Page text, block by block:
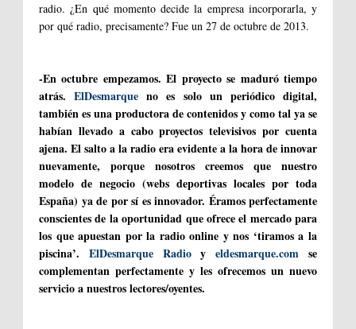
radio. ¿En qué momento decide la empresa incorporarla, y
por qué radio, precisamente? Fue un 27 de octubre de 2013.
-En octubre empezamos. El proyecto se maduró tiempo
atrás.ElDesmarque no es solo un periódico digital,
también es una productora de contenidos y como tal ya se
habían llevado a cabo proyectos televisivos por cuenta
ajena. El salto a la radio era evidente a la hora de innovar
nuevamente, porque nosotros creemos que nuestro
modelo de negocio (webs deportivas locales por toda
España) ya de por sí es innovador. Éramos perfectamente
conscientes de la oportunidad que ofrece el mercado para
los que apuestan por la radio online y nos ‘tiramos a la
piscina’. ElDesmarque Radioyeldesmarque.com se
complementan perfectamente y les ofrecemos un nuevo
servicio a nuestros lectores/oyentes.